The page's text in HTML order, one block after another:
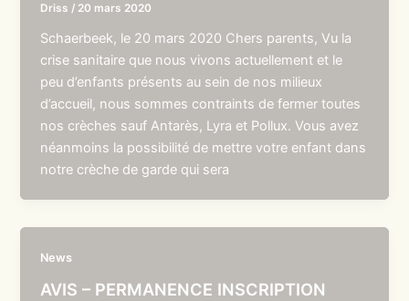
Driss / 20 mars 2020
Schaerbeek, le 20 mars 2020 Chers parents, Vu la
crise sanitaire que nous vivons actuellement et le
peu d’enfants présents au sein de nos milieux
d’accueil, nous sommes contraints de fermer toutes
nos crèches sauf Antarès, Lyra et Pollux. Vous avez
néanmoins la possibilité de mettre votre enfant dans
notre crèche de garde qui sera
News
AVIS – PERMANENCE INSCRIPTION